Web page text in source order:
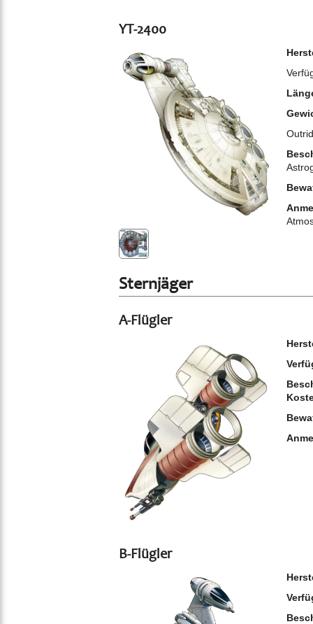
YT-2400
Sternjäger
A-Flügler
B-Flügler